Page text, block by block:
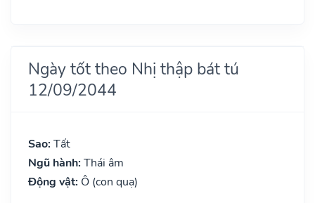
Ngày tốt theo Nhị thập bát tú
12/09/2044
Sao: Tất
Ngũ hành: Thái âm
Động vật: Ô (con quạ)